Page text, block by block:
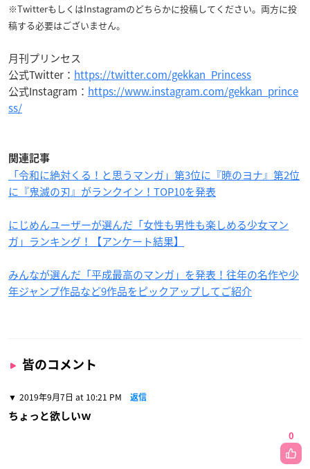
※TwitterもしくはInstagramのどちらかに投稿してください。両方に投
稿する必要はございません。
月刊プリンセス
公式Twitter： https://twitter.com/gekkan_Princess
公式Instagram： https://www.instagram.com/gekkan_prince
ss/
関連記事
「令和に絶対くる！と思うマンガ」第3位に『暁のヨナ』第2位
に『鬼滅の刃』がランクイン！TOP10を発表
にじめんユーザーが選んだ「女性も男性も楽しめる少女マン
ガ」ランキング！【アンケート結果】
みんなが選んだ「平成最高のマンガ」を発表！往年の名作や少
年ジャンプ作品など9作品をピックアップしてご紹介
皆のコメント
2019年9月7日 at 10:21 PM 返信
ちょっと欲しいｗ
0